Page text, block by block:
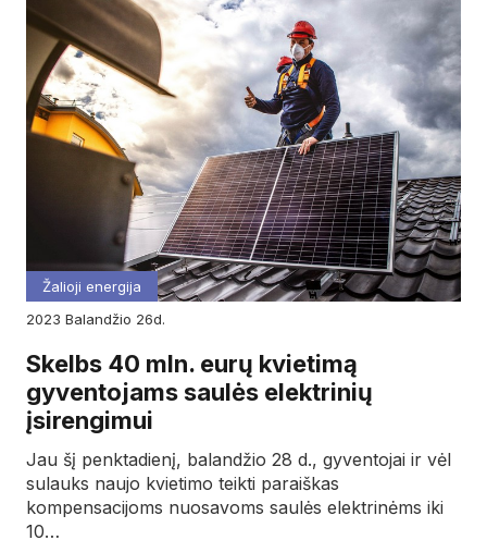
Žalioji energija
2023
balandžio 26d.
Skelbs 40 mln. eurų kvietimą
gyventojams saulės elektrinių
įsirengimui
Jau šį penktadienį, balandžio 28 d., gyventojai ir vėl
sulauks naujo kvietimo teikti paraiškas
kompensacijoms nuosavoms saulės elektrinėms iki
10…